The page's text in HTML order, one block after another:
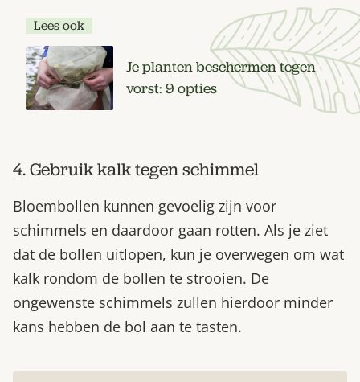
Lees ook
Je planten beschermen tegen
vorst: 9 opties
4. Gebruik kalk tegen schimmel
Bloembollen kunnen gevoelig zijn voor
schimmels en daardoor gaan rotten. Als je ziet
dat de bollen uitlopen, kun je overwegen om wat
kalk rondom de bollen te strooien. De
ongewenste schimmels zullen hierdoor minder
kans hebben de bol aan te tasten.